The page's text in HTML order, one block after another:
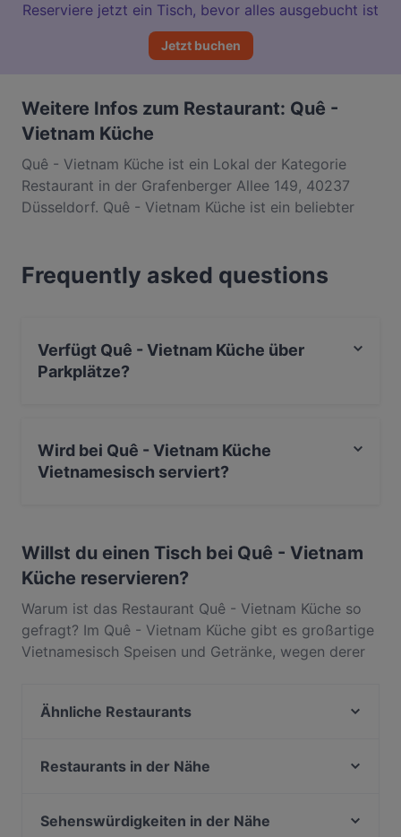
Reserviere jetzt ein Tisch, bevor alles ausgebucht ist
Jetzt buchen
Weitere Infos zum Restaurant: Quê -
Vietnam Küche
Quê - Vietnam Küche ist ein Lokal der Kategorie
Restaurant in der Grafenberger Allee 149, 40237
Düsseldorf. Quê - Vietnam Küche ist ein beliebter
kompletten Feinschmeckererlebnis bist, entdecke
die Gerichte im Quê - Vietnam Küche und erlebe
Frequently asked questions
Verfügt Quê - Vietnam Küche über
Parkplätze?
Wird bei Quê - Vietnam Küche
Vietnamesisch serviert?
Willst du einen Tisch bei Quê - Vietnam
Küche reservieren?
Warum ist das Restaurant Quê - Vietnam Küche so
gefragt? Im Quê - Vietnam Küche gibt es großartige
Vietnamesisch Speisen und Getränke, wegen derer
Küche Gerichte wie Asiatisch, Essen & Trinken. Finde
Restaurants in Düsseldorf unterscheidet, und
Ähnliche Restaurants
Atawich Düsseldorf
Restaurants in der Nähe
Pastahaus Il Mercato Friedrichstraße
Sehenswürdigkeiten in der Nähe